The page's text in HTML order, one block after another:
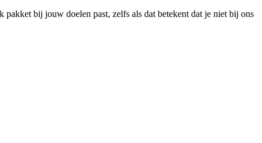
pakket bij jouw doelen past, zelfs als dat betekent dat je niet bij ons